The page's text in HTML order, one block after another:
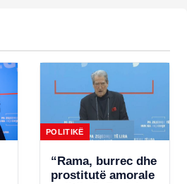
POLITIKË
“Rama, burrec dhe
prostitutë amorale